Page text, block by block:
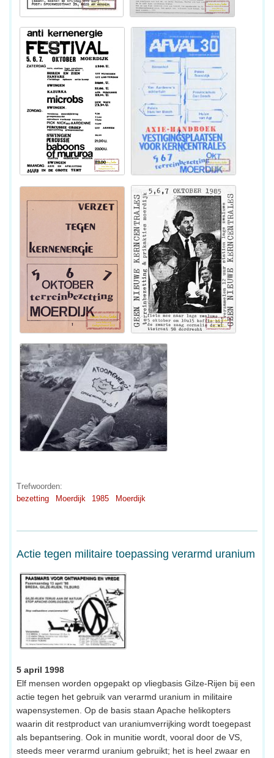
Trefwoorden:
bezetting
Moerdijk 1985 Moerdijk
Actie tegen militaire toepassing verarmd uranium
5 april 1998
Elf mensen worden opgepakt op vliegbasis Gilze-Rijen bij een
actie tegen het gebruik van verarmd uranium in militaire
wapensystemen. Op de basis staan Apache helikopters
waarin dit restproduct van uraniumverrijking wordt toegepast
als bepantsering. Ook in munitie wordt, vooral door de VS,
steeds meer verarmd uranium gebruikt; het is heel zwaar en